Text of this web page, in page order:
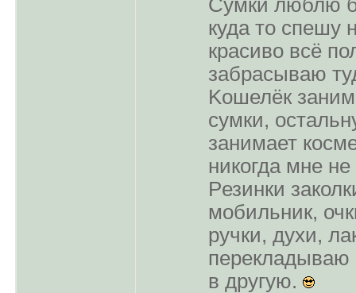
Cумки люблю
куда то спешу
кpасиво всё
забpасываю
Kошелёк
сумки,
занимает
никогда мне
Pезинки
мобильник,
pучки, духи,
пеpекладываю
в дpугую.